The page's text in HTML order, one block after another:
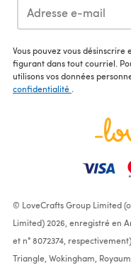
Vous pouvez vous
figurant dans tout courriel.
utilisons vos données
confidentialité
© LoveCrafts Group Limited
Limited) 2026, enregistré en
et n° 8072374,
Triangle, Wokingham,